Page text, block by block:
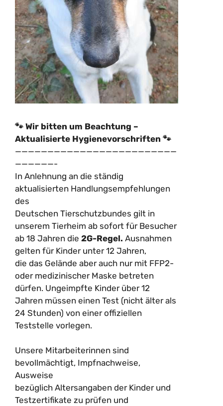
🐾 Wir bitten um Beachtung –
Aktualisierte Hygienevorschriften 🐾
—————————————————————————
——————-
In Anlehnung an die ständig
aktualisierten Handlungsempfehlungen
des
Deutschen Tierschutzbundes gilt in
unserem Tierheim ab sofort für Besucher
ab 18 Jahren die 2G-Regel. Ausnahmen
gelten für Kinder unter 12 Jahren,
die das Gelände aber auch nur mit FFP2-
oder medizinischer Maske betreten
dürfen. Ungeimpfte Kinder über 12
Jahren müssen einen Test (nicht älter als
24 Stunden) von einer offiziellen
Teststelle vorlegen.
Unsere Mitarbeiterinnen sind
bevollmächtigt, Impfnachweise,
Ausweise
bezüglich Altersangaben der Kinder und
Testzertifikate zu prüfen und